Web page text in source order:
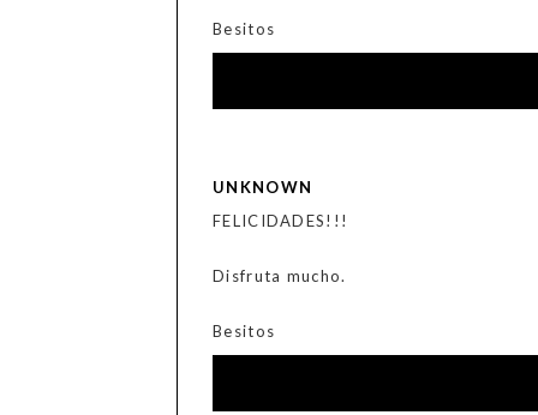
Besitos
UNKNOWN
FELICIDADES!!!
Disfruta mucho.
Besitos